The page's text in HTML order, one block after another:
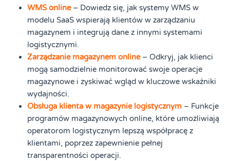
WMS online– Dowiedz się, jak systemy WMS w
modelu SaaS wspierają klientów w zarządzaniu
magazynem i integrują dane z innymi systemami
logistycznymi.
Zarządzanie magazynem online– Odkryj, jak klienci
mogą samodzielnie monitorować swoje operacje
magazynowe i zyskiwać wgląd w kluczowe wskaźniki
wydajności.
Obsługa klienta w magazynie logistycznym – Funkcje
programów magazynowych online, które umożliwiają
operatorom logistycznym lepszą współpracę z
klientami, poprzez zapewnienie pełnej
transparentności operacji.